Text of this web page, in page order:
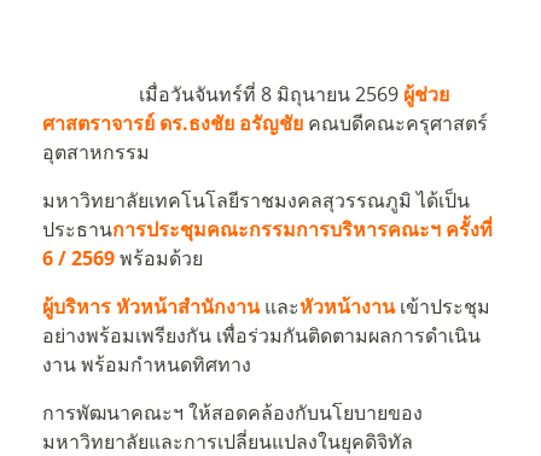
เมื่อวันจันทร์ที่ 8 มิถุนายน 2569 ผู้ช่วย
ศาสตราจารย์ ดร.ธงชัย อรัญชัย คณบดีคณะครุศาสตร์
อุตสาหกรรม
มหาวิทยาลัยเทคโนโลยีราชมงคลสุวรรณภูมิ ได้เป็น
ประธานการประชุมคณะกรรมการบริหารคณะฯ ครั้งที่
6 / 2569พร้อมด้วย
ผู้บริหาร หัวหน้าสำนักงานและหัวหน้างาน เข้าประชุม
อย่างพร้อมเพรียงกัน เพื่อร่วมกันติดตามผลการดำเนิน
งาน พร้อมกำหนดทิศทาง
การพัฒนาคณะฯ ให้สอดคล้องกับนโยบายของ
มหาวิทยาลัยและการเปลี่ยนแปลงในยุคดิจิทัล